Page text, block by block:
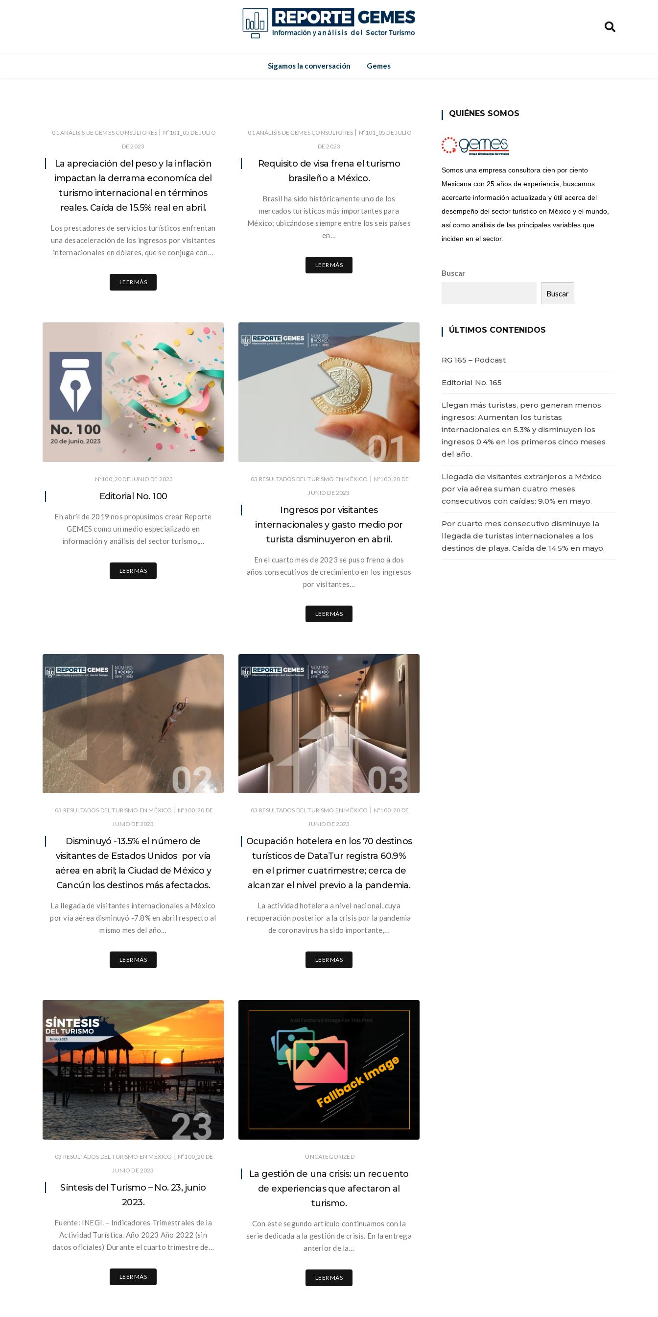
Gemes
Sigamos la conversación
Gemes
01 ANÁLISIS DE GEMES CONSULTORES | Nº101_05 DE JULIO
DE 2023
La apreciación del peso y la inflación
impactan la derrama economíca del
turismo internacional en términos
reales. Caída de 15.5% real en abril.
Los prestadores de servicios turísticos enfrentan
una desaceleración de los ingresos por visitantes
internacionales en dólares, que se conjuga con…
LEER MÁS
01 ANÁLISIS DE GEMES CONSULTORES | Nº101_05 DE JULIO
DE 2023
Requisito de visa frena el turismo
brasileño a México.
Brasil ha sido históricamente uno de los
mercados turísticos más importantes para
México; ubicándose siempre entre los seis países
en…
LEER MÁS
Nº100_20 DE JUNIO DE 2023
Editorial No. 100
En abril de 2019 nos propusimos crear Reporte
GEMES como un medio especializado en
información y análisis del sector turismo,…
LEER MÁS
03 RESULTADOS DEL TURISMO EN MÉXICO | Nº100_20 DE
JUNIO DE 2023
Ingresos por visitantes
internacionales y gasto medio por
turista disminuyeron en abril.
En el cuarto mes de 2023 se puso freno a dos
años consecutivos de crecimiento en los ingresos
por visitantes…
LEER MÁS
03 RESULTADOS DEL TURISMO EN MÉXICO | Nº100_20 DE
JUNIO DE 2023
Disminuyó -13.5% el número de
visitantes de Estados Unidos por vía
aérea en abril; la Ciudad de México y
Cancún los destinos más afectados.
La llegada de visitantes internacionales a México
por vía aérea disminuyó -7.8% en abril respecto al
mismo mes del año…
LEER MÁS
03 RESULTADOS DEL TURISMO EN MÉXICO | Nº100_20 DE
JUNIO DE 2023
Ocupación hotelera en los 70 destinos
turísticos de DataTur registra 60.9%
en el primer cuatrimestre; cerca de
alcanzar el nivel previo a la pandemia.
La actividad hotelera a nivel nacional, cuya
recuperación posterior a la crisis por la pandemia
de coronavirus ha sido importante,…
LEER MÁS
03 RESULTADOS DEL TURISMO EN MÉXICO | Nº100_20 DE
JUNIO DE 2023
Síntesis del Turismo – No. 23, junio
2023.
Fuente: INEGI. – Indicadores Trimestrales de la
Actividad Turística. Año 2023 Año 2022 (sin
datos oficiales) Durante el cuarto trimestre de…
LEER MÁS
UNCATEGORIZED
La gestión de una crisis: un recuento
de experiencias que afectaron al
turismo.
Con este segundo artículo continuamos con la
serie dedicada a la gestión de crisis. En la entrega
anterior de la…
LEER MÁS
QUIÉNES SOMOS
Somos una empresa consultora cien por ciento
Mexicana con 25 años de experiencia, buscamos
acercarte información actualizada y útil acerca del
desempeño del sector turístico en México y el mundo,
así como análisis de las principales variables que
inciden en el sector.
Buscar
Buscar
ÚLTIMOS CONTENIDOS
RG 165 – Podcast
Editorial No. 165
Llegan más turistas, pero generan menos
ingresos: Aumentan los turistas
internacionales en 5.3% y disminuyen los
ingresos 0.4% en los primeros cinco meses
del año.
Llegada de visitantes extranjeros a México
por vía aérea suman cuatro meses
consecutivos con caídas: 9.0% en mayo.
Por cuarto mes consecutivo disminuye la
llegada de turistas internacionales a los
destinos de playa. Caída de 14.5% en mayo.